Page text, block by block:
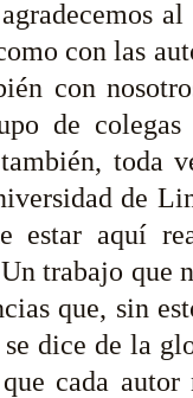
con las
con
de
toda
de
estar aquí
trabajo que
que, sin
dice de la
cada